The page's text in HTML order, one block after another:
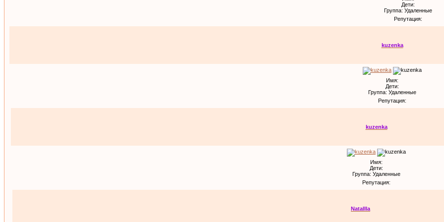
Дети:
Группа: Удаленные
Репутация:
kuzenka
Имя:
Дети:
Группа: Удаленные
Репутация:
kuzenka
Имя:
Дети:
Группа: Удаленные
Репутация:
NataIIIa